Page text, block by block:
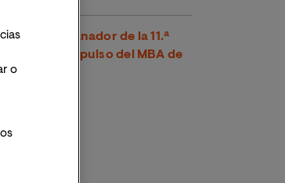
proyecto ganador de la 11.ª
Impulso del MBA de
o